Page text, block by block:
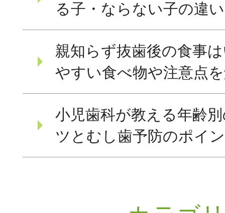
る子・ならない子の違い
親知らず抜歯後の食事
やすい食べ物や注意点
小児歯科が教える年齢
ツとむし歯予防のポイ